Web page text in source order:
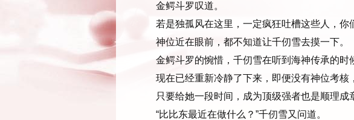
金鳄斗罗叹道。
若是独孤风在这里，一定疯狂吐槽这些人，你
神位近在眼前，都不知道让千仞雪去摸一下。
金鳄斗罗的惋惜，千仞雪在听到海神传承的时
现在已经重新冷静了下来，即便没有神位考核
只要给她一段时间，成为顶级强者也是顺理成
“比比东最近在做什么？”千仞雪又问道。